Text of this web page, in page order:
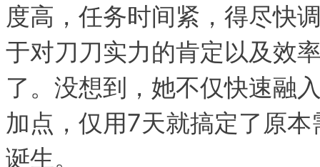
度高，任务时间紧，得尽快
于对刀刀实力的肯定以及效
了。没想到，她不仅快速融
加点，仅用7天就搞定了原
诞生。